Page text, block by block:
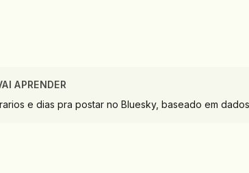
APRENDER
e dias pra postar no Bluesky, baseado em